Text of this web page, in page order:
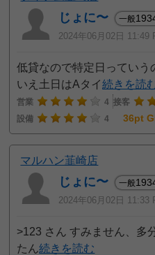
じょに〜 一般
2024年06月02日 11:49
低貸なので特定日っていう
いえ土日はAタイ続きを読
営業 4 接客
設備
4 36pt
マルハン韮崎店
じょに〜 一般
2024年06月02日 11:33
>123 さん すみません、多
たん続きを読む